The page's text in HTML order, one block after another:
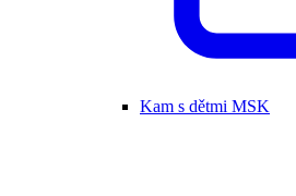
Kam s dětmi MSK